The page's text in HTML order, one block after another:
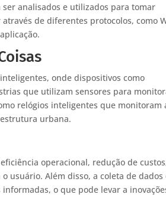
analisados e utilizados para tomar
de diferentes protocolos, como
onde dispositivos como
que utilizam sensores para
relógios inteligentes que monitoram
urbana.
operacional, redução de
usuário. Além disso, a coleta de dados
o que pode levar a